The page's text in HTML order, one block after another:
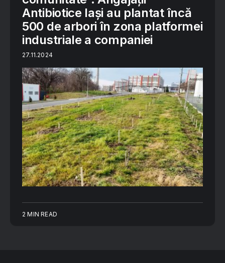
Antibiotice Iași au plantat încă
500 de arbori în zona platformei
industriale a companiei
27.11.2024
2 MIN READ